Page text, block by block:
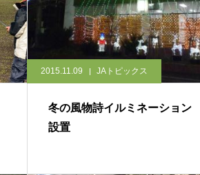
2015.11.09 JAトピックス
冬の風物詩イルミネーション
設置